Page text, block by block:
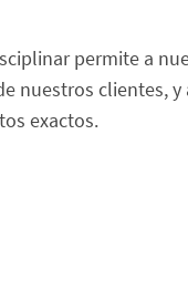
permite a
nuestros clientes,
exactos.